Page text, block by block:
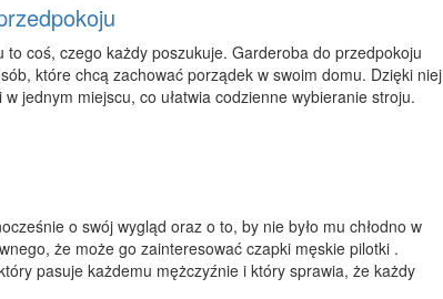
coś, czego każdy poszukuje. Garderoba do przedpokoju
które chcą zachować porządek w swoim domu. Dzięki niej
jednym miejscu, co ułatwia codzienne wybieranie stroju.
o swój wygląd oraz o to, by nie było mu chłodno w
że może go zainteresować czapki męskie pilotki .
pasuje każdemu mężczyźnie i który sprawia, że każdy